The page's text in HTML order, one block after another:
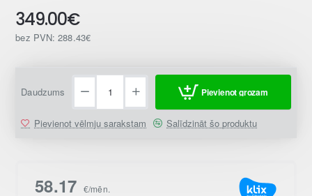
349.00€
bez PVN: 288.43€
Daudzums Pievienot grozam
Pievienot vēlmju sarakstam Salīdzināt šo produktu